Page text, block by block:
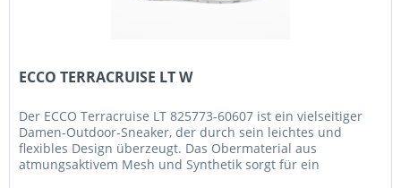
ECCO TERRACRUISE LT W
Der ECCO Terracruise LT 825773-60607 ist ein vielseitiger
Damen-Outdoor-Sneaker, der durch sein leichtes und
flexibles Design überzeugt. Das Obermaterial aus
atmungsaktivem Mesh und Synthetik sorgt für ein